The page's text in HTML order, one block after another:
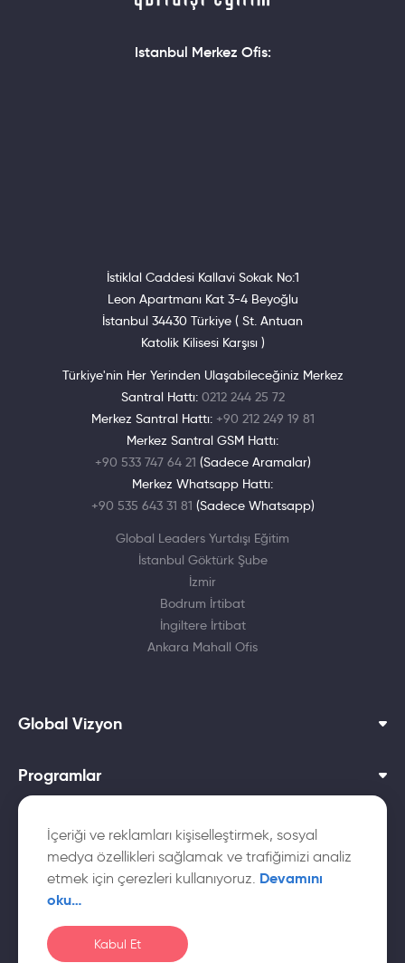
İçeriği ve reklamları kişiselleştirmek, sosyal
medya özellikleri sağlamak ve trafiğimizi analiz
etmek için çerezleri kullanıyoruz. Devamını
oku…
Kabul Et
Istanbul Merkez Ofis:
İstiklal Caddesi Kallavi Sokak No:1
Leon Apartmanı Kat 3-4 Beyoğlu
İstanbul 34430 Türkiye ( St. Antuan
Katolik Kilisesi Karşısı )
Türkiye'nin Her Yerinden Ulaşabileceğiniz Merkez
Santral Hattı: 0212 244 25 72
Merkez Santral Hattı: +90 212 249 19 81
Merkez Santral GSM Hattı:
+90 533 747 64 21 (Sadece Aramalar)
Merkez Whatsapp Hattı:
+90 535 643 31 81 (Sadece Whatsapp)
Global Leaders Yurtdışı Eğitim
İstanbul Göktürk Şube
İzmir
Bodrum İrtibat
İngiltere İrtibat
Ankara Mahall Ofis
Global Vizyon
Programlar
Dil Okulları
Yurtdışı Üniversiteler
© Global